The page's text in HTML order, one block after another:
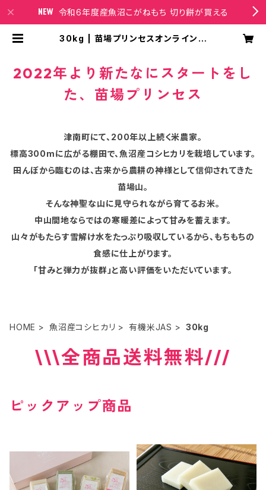
令和6年度産魚沼こがねもち 切り餅が買える
30kg | 苗場プリンセスオンラインシ
2022年より新たなにスタートをし
た、苗場プリンセス
津南町にて、200年以上続く米農家。
標高300mに広がる棚田で、魚沼産コシヒカリを栽培しています。
田んぼから臨むのは、古来から農耕の神様として信仰されてきた
苗場山。
そんな神聖な山に見守られながら育てるお米。
中山間地ならではの寒暖差によって甘みを蓄えます。
山々がもたらす雪解け水をたっぷり吸収しているから、もちもちの
食感に仕上がります。
「甘みと弾力が抜群」と高い評価をいただいています。
HOME 魚沼産コシヒカリ 有機米JAS 30kg
\\\全商品送料無料///
ピックアップ商品